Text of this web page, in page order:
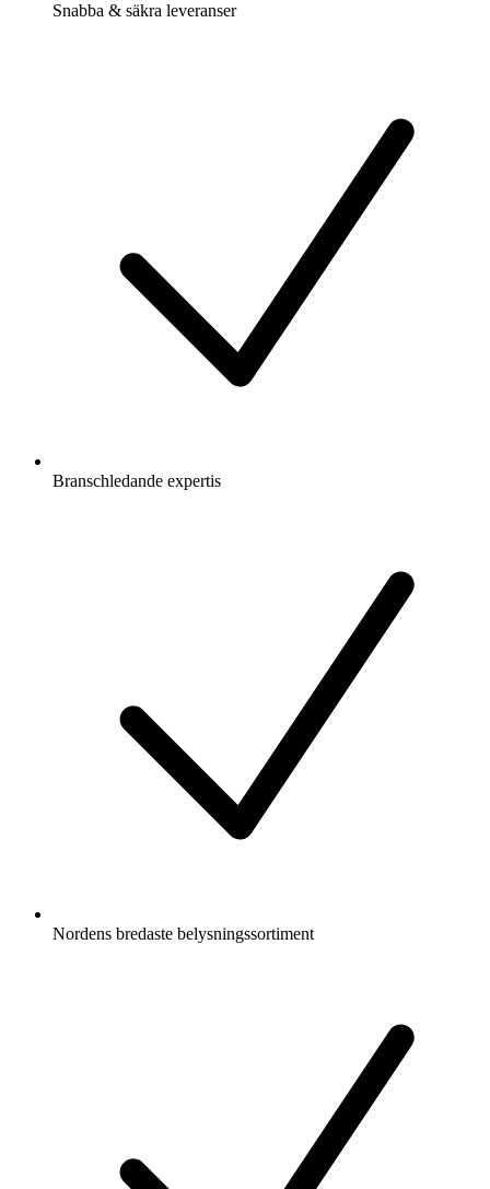
Snabba & säkra leveranser
Branschledande expertis
Nordens bredaste belysningssortiment